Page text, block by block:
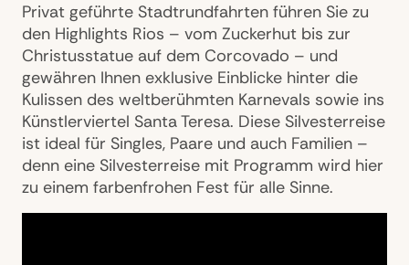
Privat geführte Stadtrundfahrten führen Sie zu
den Highlights Rios – vom Zuckerhut bis zur
Christusstatue auf dem Corcovado – und
gewähren Ihnen exklusive Einblicke hinter die
Kulissen des weltberühmten Karnevals sowie ins
Künstlerviertel Santa Teresa. Diese Silvesterreise
ist ideal für Singles, Paare und auch Familien –
denn eine Silvesterreise mit Programm wird hier
zu einem farbenfrohen Fest für alle Sinne.